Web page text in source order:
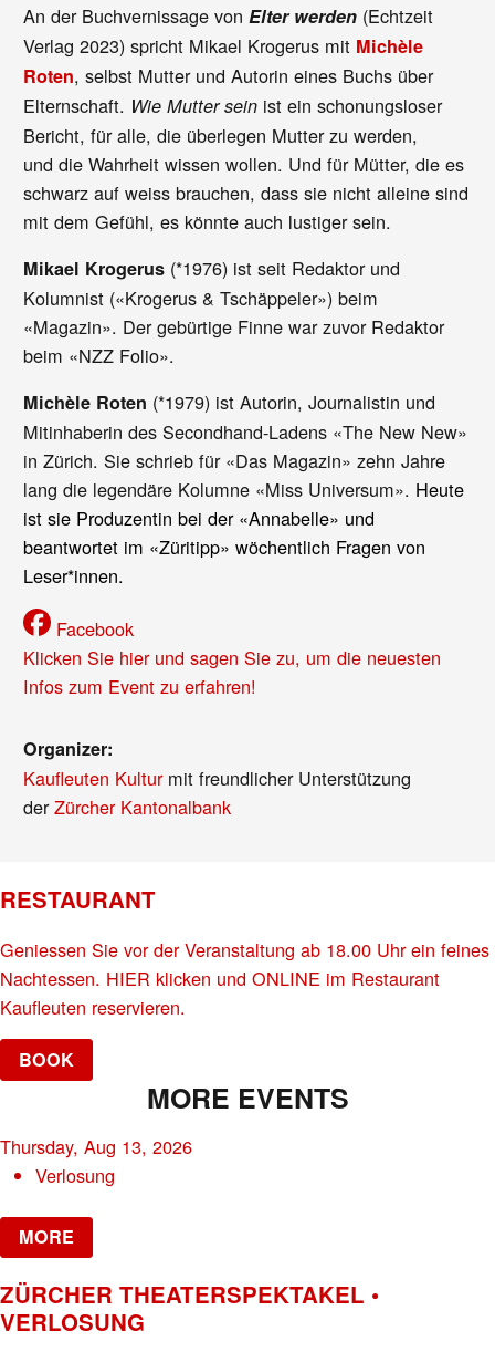
An der Buchvernissage vonElter werden (Echtzeit
Verlag 2023) spricht Mikael Krogerus mit Michèle
Roten, selbst Mutter und Autorin eines Buchs über
Elternschaft. Wie Mutter sein ist ein schonungsloser
Bericht, für alle, die überlegen Mutter zu werden,
und die Wahrheit wissen wollen. Und für Mütter, die es
schwarz auf weiss brauchen, dass sie nicht alleine sind
mit dem Gefühl, es könnte auch lustiger sein.
Mikael Krogerus (*1976) ist seit Redaktor und
Kolumnist («Krogerus & Tschäppeler») beim
«Magazin». Der gebürtige Finne war zuvor Redaktor
beim «NZZ Folio».
Michèle Roten (*1979) ist Autorin, Journalistin und
Mitinhaberin des Secondhand-Ladens «The New New»
in Zürich. Sie schrieb für «Das Magazin» zehn Jahre
lang die legendäre Kolumne «Miss Universum». Heute
ist sie Produzentin bei der «Annabelle» und
beantwortet im «Züritipp» wöchentlich Fragen von
Leser*innen.
Facebook
Klicken Sie hier und sagen Sie zu, um die neuesten
Infos zum Event zu erfahren!
Organizer:
Kaufleuten Kulturmit freundlicher Unterstützung
derZürcher Kantonalbank
RESTAURANT
Geniessen Sie vor der Veranstaltung ab 18.00 Uhr ein feines
Nachtessen. HIER klicken und ONLINE im Restaurant
Kaufleuten reservieren.
BOOK
MORE EVENTS
Thursday, Aug 13, 2026
Verlosung
MORE
ZÜRCHER THEATERSPEKTAKEL •
VERLOSUNG